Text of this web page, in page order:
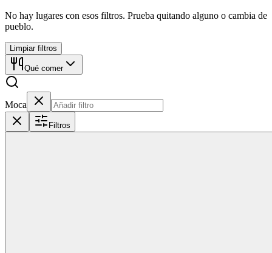
No hay lugares con esos filtros. Prueba quitando alguno o cambia de
pueblo.
Limpiar filtros
Qué comer
Moca
Filtros